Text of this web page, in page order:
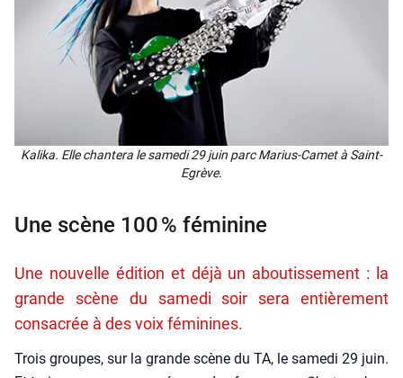
Kali­ka. Elle chan­te­ra le same­di 29 juin parc Marius-Camet à Saint-
Egrève.
Une scène 100 % féminine
Une nouvelle édition et déjà un aboutissement : la
grande scène du samedi soir sera entièrement
consacrée à des voix féminines.
Trois groupes, sur la grande scène du TA, le same­di 29 juin.